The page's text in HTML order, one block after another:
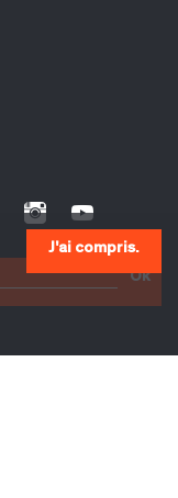
J'ai compris.
Ok